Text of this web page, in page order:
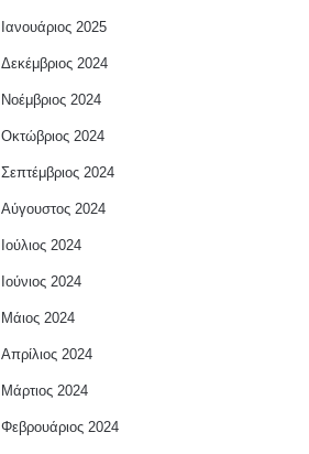
Ιανουάριος 2025
Δεκέμβριος 2024
Νοέμβριος 2024
Οκτώβριος 2024
Σεπτέμβριος 2024
Αύγουστος 2024
Ιούλιος 2024
Ιούνιος 2024
Μάιος 2024
Απρίλιος 2024
Μάρτιος 2024
Φεβρουάριος 2024